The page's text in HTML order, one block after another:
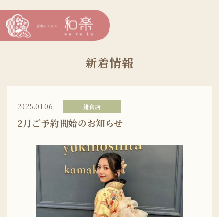
新着情報
2025.01.06 鎌倉店
2月ご予約開始のお知らせ